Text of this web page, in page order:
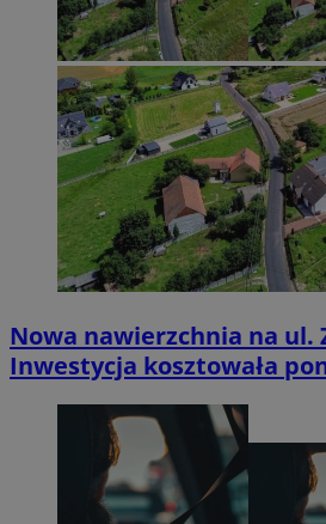
Nowa nawierzchnia na ul.
Inwestycja kosztowała